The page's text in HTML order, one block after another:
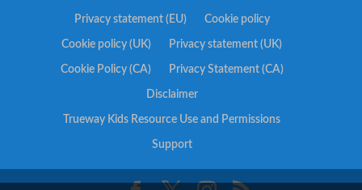
Privacy statement (EU) Cookie policy
Cookie policy (UK) Privacy statement (UK)
Cookie Policy (CA) Privacy Statement (CA)
Disclaimer
Trueway Kids Resource Use and Permissions
Support